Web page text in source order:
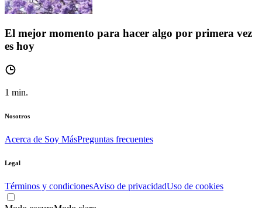
El mejor momento para hacer algo por primera vez
es hoy
1 min.
Nosotros
Acerca de Soy MásPreguntas frecuentes
Legal
Términos y condicionesAviso de privacidadUso de cookies